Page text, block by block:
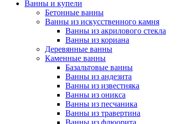
Ванны и купели
Бетонные ванны
Ванны из искусственного камня
Ванны из акрилового стекла
Ванны из кориана
Деревянные ванны
Каменные ванны
Базальтовые ванны
Ванны из андезита
Ванны из известняка
Ванны из оникса
Ванны из песчаника
Ванны из травертина
Ванны из флюорита